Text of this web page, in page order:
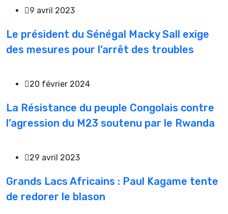
9 avril 2023
Le président du Sénégal Macky Sall exige
des mesures pour l’arrêt des troubles
20 février 2024
La Résistance du peuple Congolais contre
l’agression du M23 soutenu par le Rwanda
29 avril 2023
Grands Lacs Africains : Paul Kagame tente
de redorer le blason